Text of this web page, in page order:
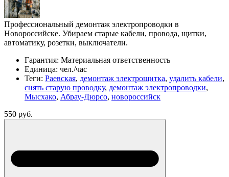
Профессиональный демонтаж электропроводки в
Новороссийске. Убираем старые кабели, провода, щитки,
автоматику, розетки, выключатели.
Гарантия: Материальная ответственность
Единица: чел./час
Теги: Раевская, демонтаж электрощитка, удалить кабели,
снять старую проводку, демонтаж электропроводки,
Мысхако, Абрау-Дюрсо, новороссийск
550 руб.